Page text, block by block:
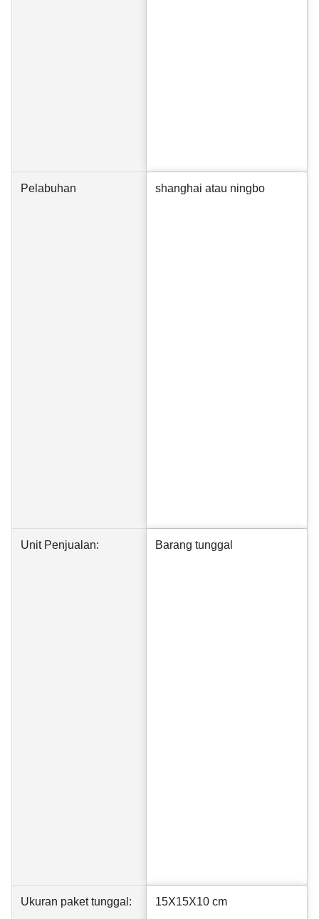
Pelabuhan shanghai atau ningbo
Unit Penjualan: Barang tunggal
Ukuran paket tunggal: 15X15X10 cm